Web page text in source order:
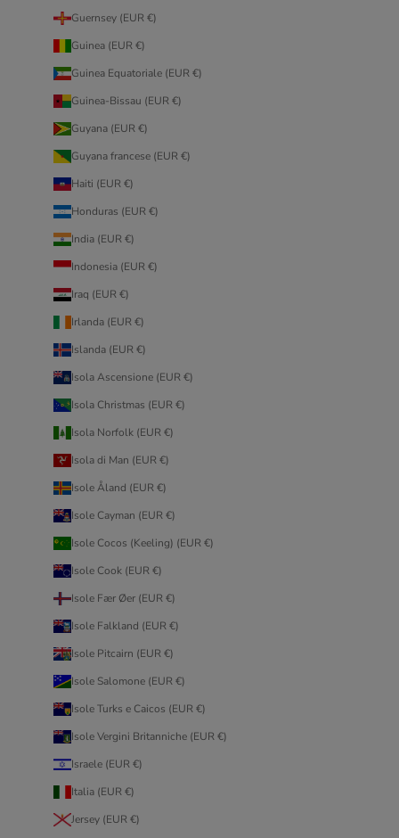
Guernsey (EUR €)
Guinea (EUR €)
Guinea Equatoriale (EUR €)
Guinea-Bissau (EUR €)
Guyana (EUR €)
Guyana francese (EUR €)
Haiti (EUR €)
Honduras (EUR €)
India (EUR €)
Indonesia (EUR €)
Iraq (EUR €)
Irlanda (EUR €)
Islanda (EUR €)
Isola Ascensione (EUR €)
Isola Christmas (EUR €)
Isola Norfolk (EUR €)
Isola di Man (EUR €)
Isole Åland (EUR €)
Isole Cayman (EUR €)
Isole Cocos (Keeling) (EUR €)
Isole Cook (EUR €)
Isole Fær Øer (EUR €)
Isole Falkland (EUR €)
Isole Pitcairn (EUR €)
Isole Salomone (EUR €)
Isole Turks e Caicos (EUR €)
Isole Vergini Britanniche (EUR €)
Israele (EUR €)
Italia (EUR €)
Jersey (EUR €)